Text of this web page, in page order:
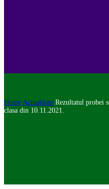
Home Actualitate Rezultatul probei
clasa din 10.11.2021.